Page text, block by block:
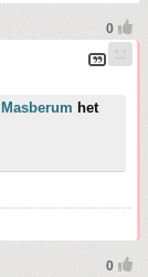
Masberum het